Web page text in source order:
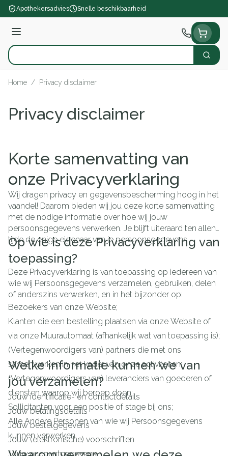
Ga naar de inhoud
Apothekersadvies Snelle beschikbaarheid
Menu
Product, merk, categorie... Zoek
Home / Privacy disclaimer
Privacy disclaimer
Korte samenvatting van
onze Privacyverklaring
Wij dragen privacy en gegevensbescherming hoog in het
vaandel! Daarom bieden wij jou deze korte samenvatting
met de nodige informatie over hoe wij jouw
persoonsgegevens verwerken. Je blijft uiteraard ten allen
tijde de enige eigenaar van je persoonsgegevens.
Op wie is deze Privacyverklaring van
toepassing?
Deze Privacyverklaring is van toepassing op iedereen van
wie wij Persoonsgegevens verzamelen, gebruiken, delen
of anderszins verwerken, en in het bijzonder op:
Bezoekers van onze Website;
Klanten die een bestelling plaatsen via onze Website of
via onze Muurautomaat (afhankelijk wat van toepassing is);
(Vertegenwoordigers van) partners die met ons
samenwerken in het kader van onze activiteiten;
(Vertegenwoordigers van) leveranciers van goederen of
diensten waarop wij beroep doen;
Sollicitanten voor een positie of stage bij ons;
Alle Andere Personen van wie wij Persoonsgegevens
kunnen verwerken.
Welke informatie kunnen we van
jou verzamelen?
Jouw identificatie- en contactdetails
Jouw betalingsdetails
Jouw bestelgegevens
Jouw (elektronische) voorschriften
Jouw accountgegevens